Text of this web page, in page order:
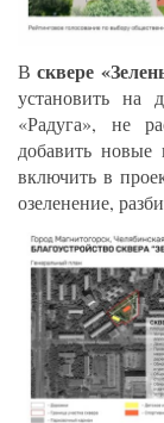
Всквере
установить на
«Радуга», не
добавить
включить в
озеленение,